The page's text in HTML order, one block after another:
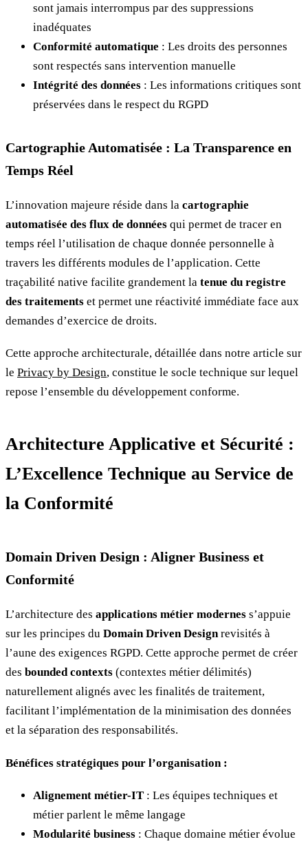
sont jamais interrompus par des suppressions
inadéquates
Conformité automatique : Les droits des personnes
sont respectés sans intervention manuelle
Intégrité des données : Les informations critiques sont
préservées dans le respect du RGPD
Cartographie Automatisée : La Transparence en
Temps Réel
L’innovation majeure réside dans la cartographie
automatisée des flux de données qui permet de tracer en
temps réel l’utilisation de chaque donnée personnelle à
travers les différents modules de l’application. Cette
traçabilité native facilite grandement la tenue du registre
des traitements et permet une réactivité immédiate face aux
demandes d’exercice de droits.
Cette approche architecturale, détaillée dans notre article sur
le Privacy by Design, constitue le socle technique sur lequel
repose l’ensemble du développement conforme.
Architecture Applicative et Sécurité :
L’Excellence Technique au Service de
la Conformité
Domain Driven Design : Aligner Business et
Conformité
L’architecture des applications métier modernes s’appuie
sur les principes du Domain Driven Designrevisités à
l’aune des exigences RGPD. Cette approche permet de créer
des bounded contexts (contextes métier délimités)
naturellement alignés avec les finalités de traitement,
facilitant l’implémentation de la minimisation des données
et la séparation des responsabilités.
Bénéfices stratégiques pour l’organisation :
Alignement métier-IT : Les équipes techniques et
métier parlent le même langage
Modularité business : Chaque domaine métier évolue